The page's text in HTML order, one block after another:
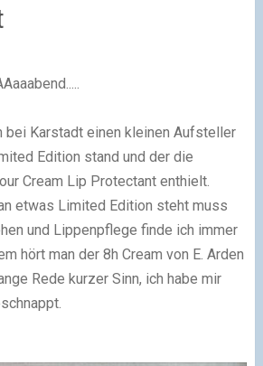
bei Karstadt einen kleinen Aufsteller
Edition stand und der die
Cream Lip Protectant enthielt.
etwas Limited Edition steht muss
und Lippenpflege finde ich immer
hört man der 8h Cream von E. Arden
Rede kurzer Sinn, ich habe mir